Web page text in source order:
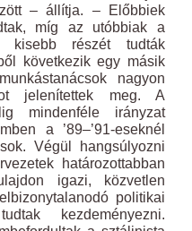
– állítja. – Előbbiek
míg az utóbbiak a
kisebb részét tudták
következik egy másik
nagyon
jelenítettek meg. A
mindenféle irányzat
a ’89–’91-eseknél
Végül hangsúlyozni
határozottabban
igazi, közvetlen
politikai
kezdeményezni.